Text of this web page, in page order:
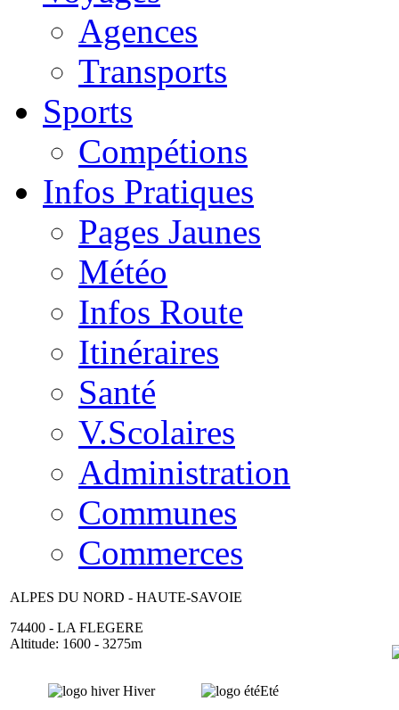
Agences
Transports
Sports
Compétions
Infos Pratiques
Pages Jaunes
Météo
Infos Route
Itinéraires
Santé
V.Scolaires
Administration
Communes
Commerces
ALPES DU NORD - HAUTE-SAVOIE
74400 - LA FLEGERE
Altitude: 1600 - 3275m
Hiver Eté